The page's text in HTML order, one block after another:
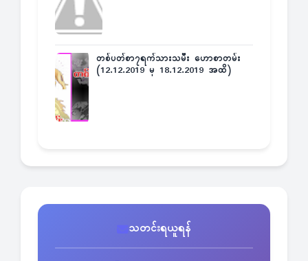
တစ်ပတ်စာ၇ရက်သားသမီး ဟောစာတမ်း
(12.12.2019 မှ 18.12.2019 အထိ)
သတင်းရယူရန်